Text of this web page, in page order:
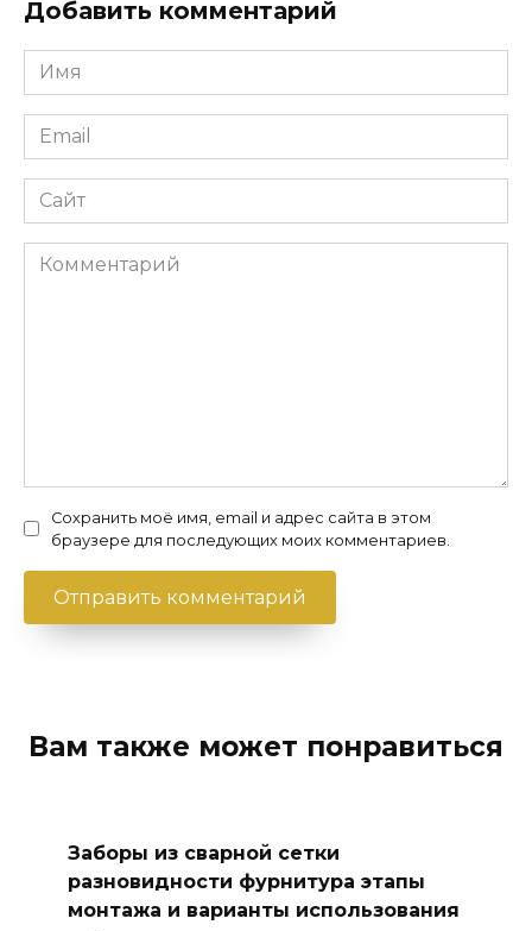
Добавить комментарий
Имя
*
Email
*
Сайт
Комментарий
Сохранить моё имя, email и адрес сайта в этом
браузере для последующих моих комментариев.
Вам также может понравиться
Заборы из сварной сетки
разновидности фурнитура этапы
монтажа и варианты использования